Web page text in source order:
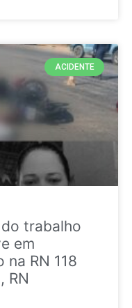
ACIDENTE
trabalho
em
RN 118
RN